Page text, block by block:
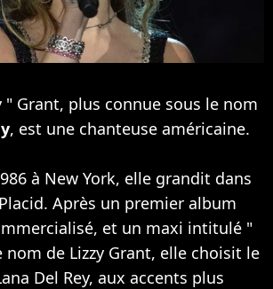
" Grant, plus connue sous le nom
, est une chanteuse américaine.
à New York, elle grandit dans
Après un premier album
et un maxi intitulé "
nom de Lizzy Grant, elle choisit le
Del Rey, aux accents plus